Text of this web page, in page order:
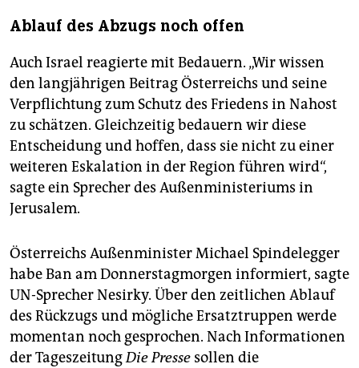
Ablauf des Abzugs noch offen
Auch Israel reagierte mit Bedauern. „Wir wissen
den langjährigen Beitrag Österreichs und seine
Verpflichtung zum Schutz des Friedens in Nahost
zu schätzen. Gleichzeitig bedauern wir diese
Entscheidung und hoffen, dass sie nicht zu einer
weiteren Eskalation in der Region führen wird“,
sagte ein Sprecher des Außenministeriums in
Jerusalem.
Österreichs Außenminister Michael Spindelegger
habe Ban am Donnerstagmorgen informiert, sagte
UN-Sprecher Nesirky. Über den zeitlichen Ablauf
des Rückzugs und mögliche Ersatztruppen werde
momentan noch gesprochen. Nach Informationen
der TageszeitungDie Presse sollen die